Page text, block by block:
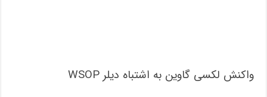
واکنش لکسی گاوین به اشتباه دیلر WSOP